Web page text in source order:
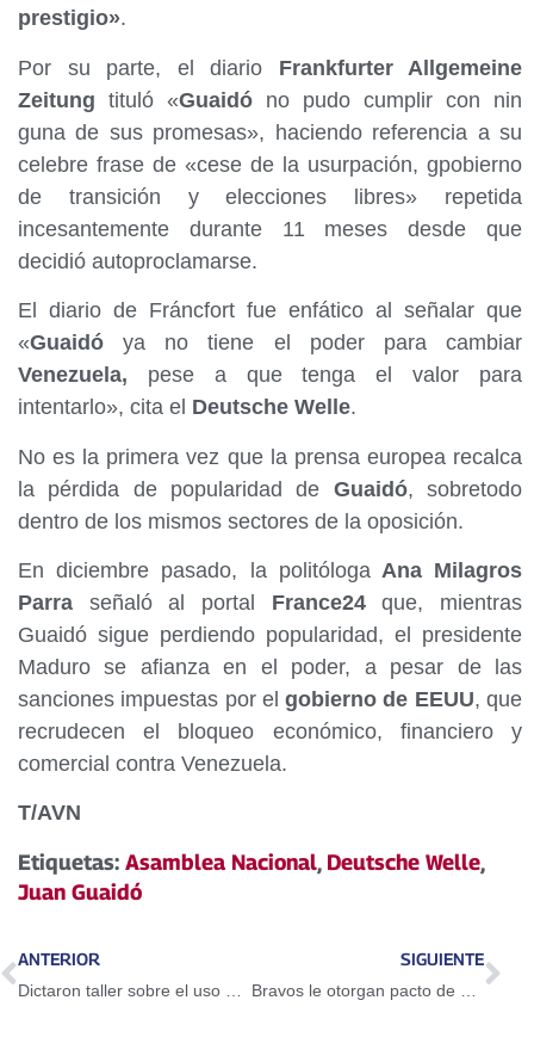
prestigio».
Por su parte, el diario Frankfurter Allgemeine
Zeitung tituló «Guaidó no pudo cumplir con nin
guna de sus promesas», haciendo referencia a su
celebre frase de «cese de la usurpación, gpobierno
de transición y elecciones libres» repetida
incesantemente durante 11 meses desde que
decidió autoproclamarse.
El diario de Fráncfort fue enfático al señalar que
«Guaidó ya no tiene el poder para cambiar
Venezuela, pese a que tenga el valor para
intentarlo», cita el Deutsche Welle.
No es la primera vez que la prensa europea recalca
la pérdida de popularidad de Guaidó, sobretodo
dentro de los mismos sectores de la oposición.
En diciembre pasado, la politólogaAna Milagros
Parra señaló al portal France24que, mientras
Guaidó sigue perdiendo popularidad, el presidente
Maduro se afianza en el poder, a pesar de las
sanciones impuestas por elgobierno de EEUU, que
recrudecen el bloqueo económico, financiero y
comercial contra Venezuela.
T/AVN
Etiquetas: Asamblea Nacional, Deutsche Welle,
Juan Guaidó
ANTERIOR SIGUIENTE